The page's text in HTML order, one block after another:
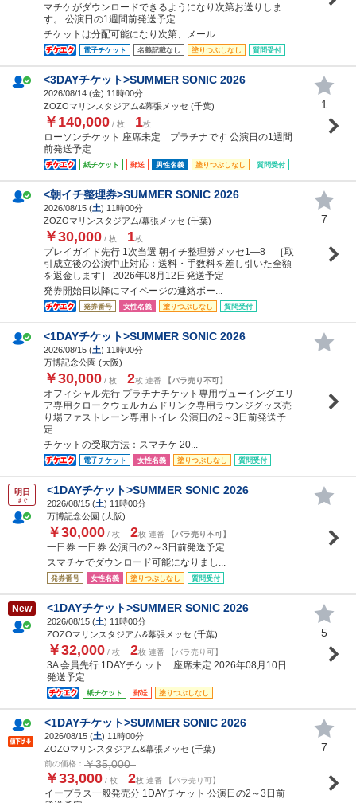
マチケがダウンロードできるようになり次第お送りしま
す。 公演日の1週間前発送予定
チケットは分配可能になり次第、メール...
電子チケット 名義記載なし 塗りつぶしなし 質問受付
<3DAYチケット>SUMMER SONIC 2026
2026/08/14 (金) 11時00分
ZOZOマリンスタジアム&幕張メッセ (千葉)
￥140,000 / 枚 1枚
ローソンチケット 座席未定 プラチナです 公演日の1週間
前発送予定
紙チケット 郵送 男性名義 塗りつぶしなし 質問受付
1
<朝イチ整理券>SUMMER SONIC 2026
2026/08/15 (土) 11時00分
ZOZOマリンスタジアム/幕張メッセ (千葉)
￥30,000 / 枚 1枚
プレイガイド先行 1次当選 朝イチ整理券メッセ1―8 ［取
引成立後の公演中止対応：送料・手数料を差し引いた全額
を返金します］ 2026年08月12日発送予定
発券開始日以降にマイページの連絡ボー...
発券番号 女性名義 塗りつぶしなし 質問受付
7
<1DAYチケット>SUMMER SONIC 2026
2026/08/15 (土) 11時00分
万博記念公園 (大阪)
￥30,000 / 枚 2枚 連番 【バラ売り不可】
オフィシャル先行 プラチナチケット専用ヴューイングエリ
ア専用クロークウェルカムドリンク専用ラウンジグッズ売
り場ファストレーン専用トイレ 公演日の2～3日前発送予
定
チケットの受取方法：スマチケ 20...
電子チケット 女性名義 塗りつぶしなし 質問受付
明日
まで
<1DAYチケット>SUMMER SONIC 2026
2026/08/15 (土) 11時00分
万博記念公園 (大阪)
￥30,000 / 枚 2枚 連番 【バラ売り不可】
一日券 一日券 公演日の2～3日前発送予定
スマチケでダウンロード可能になりまし...
発券番号 女性名義 塗りつぶしなし 質問受付
New <1DAYチケット>SUMMER SONIC 2026
2026/08/15 (土) 11時00分
ZOZOマリンスタジアム&幕張メッセ (千葉)
￥32,000 / 枚 2枚 連番 【バラ売り可】
3A 会員先行 1DAYチケット 座席未定 2026年08月10日
発送予定
紙チケット 郵送 塗りつぶしなし
5
<1DAYチケット>SUMMER SONIC 2026
2026/08/15 (土) 11時00分
ZOZOマリンスタジアム&幕張メッセ (千葉)
前の価格： ￥35,000
￥33,000 / 枚 2枚 連番 【バラ売り可】
イープラス一般発売分 1DAYチケット 公演日の2～3日前
7